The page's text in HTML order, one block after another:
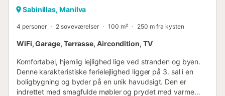
Sabinillas, Manilva
4 personer 2 soveværelser 100 m² 250 m fra kysten
WiFi, Garage, Terrasse, Aircondition, TV
Komfortabel, hjemlig lejlighed lige ved stranden og byen.
Denne karakteristiske ferielejlighed ligger på 3. sal i en
boligbygning og byder på en unik havudsigt. Den er
indrettet med smagfulde møbler og prydet med varme